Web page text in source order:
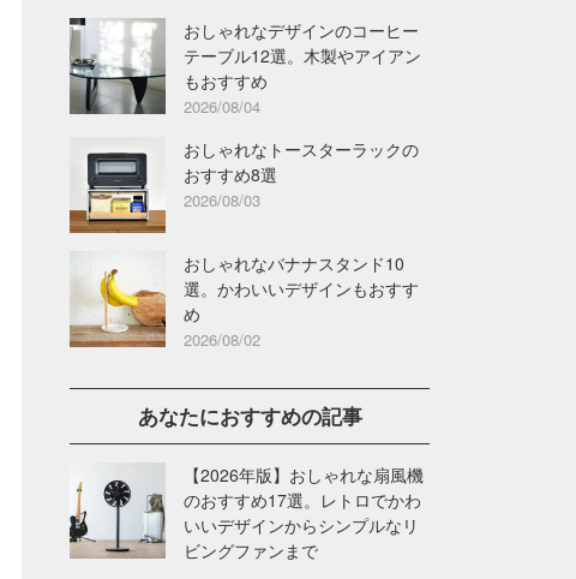
おしゃれなデザインのコーヒー
テーブル12選。木製やアイアン
もおすすめ
2026/08/04
おしゃれなトースターラックの
おすすめ8選
2026/08/03
おしゃれなバナナスタンド10
選。かわいいデザインもおすす
め
2026/08/02
あなたにおすすめの記事
【2026年版】おしゃれな扇風機
のおすすめ17選。レトロでかわ
いいデザインからシンプルなリ
ビングファンまで